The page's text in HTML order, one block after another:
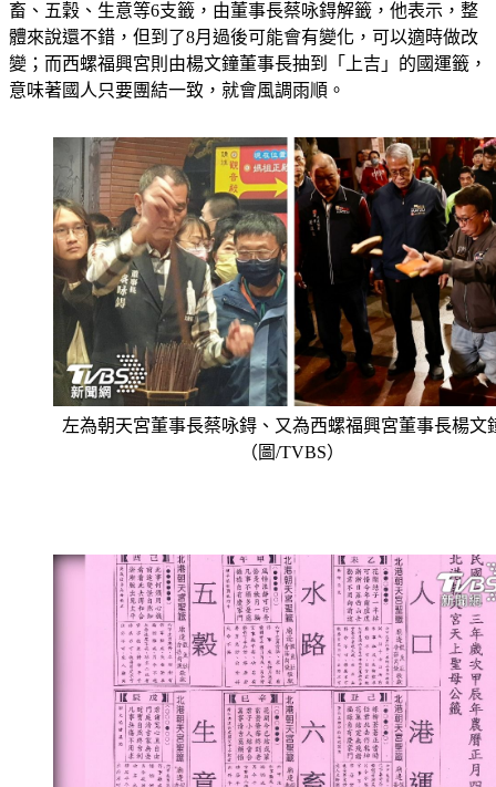
體來說還不錯，但到了8月過後可能會有變化，可以適時做改
變；而西螺福興宮則由楊文鐘董事長抽到「上吉」的國運籤，
意味著國人只要團結一致，就會風調雨順。
左為朝天宮董事長蔡咏鍀、又為西螺福興宮董事長楊文
（圖/TVBS）